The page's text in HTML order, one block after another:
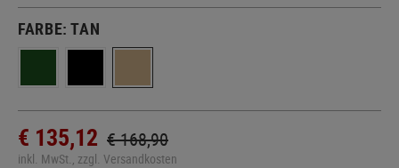
FARBE:TAN
€ 135,12 € 168,90
inkl. MwSt., zzgl. Versandkosten